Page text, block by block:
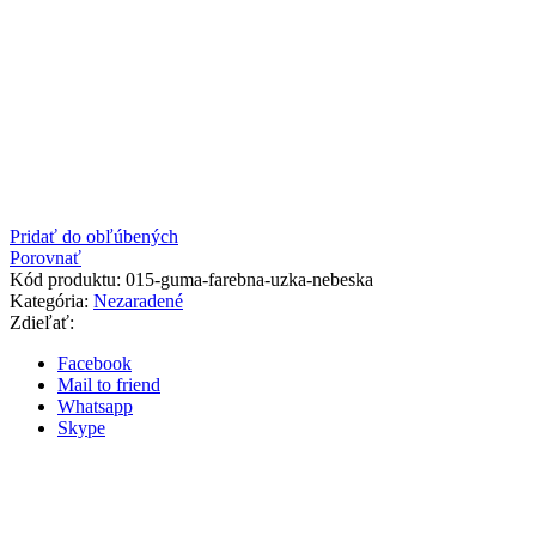
Pridať do obľúbených
Porovnať
Kód produktu: 015-guma-farebna-uzka-nebeska
Kategória: Nezaradené
Zdieľať:
Facebook
Mail to friend
Whatsapp
Skype